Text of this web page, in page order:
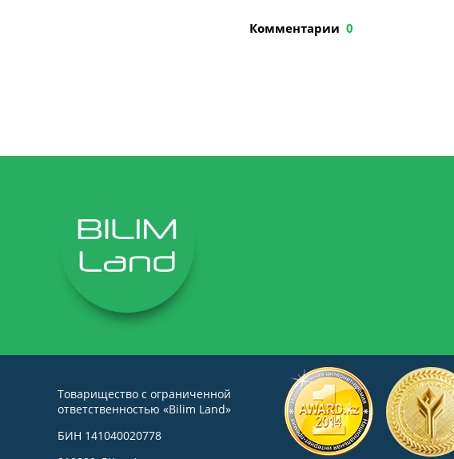
Комментарии 0
Товарищество с ограниченной
ответственностью «Bilim Land»
БИН 141040020778